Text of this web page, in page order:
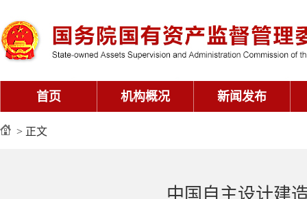
首页 机构概况 新闻发布
> 正文
中国自主设计建